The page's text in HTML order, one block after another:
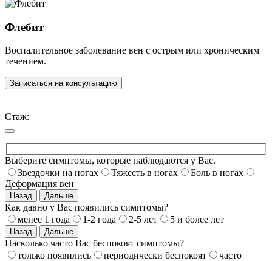
Флебит
Воспалительное заболевание вен с острым или хроническим
течением.
Записаться на консультацию
Стаж:
Выберите симптомы, которые наблюдаются у Вас.
Звездочки на ногах
Тяжесть в ногах
Боль в ногах
Деформация вен
Назад Дальше
Как давно у Вас появились симптомы?
менее 1 года
1-2 года 2-5 лет 5 и более лет
Назад Дальше
Насколько часто Вас беспокоят симптомы?
только появились
периодически беспокоят
часто